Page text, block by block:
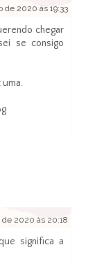
de 2020 às 19:33
chegar
se consigo
2020 às 20:18
significa a